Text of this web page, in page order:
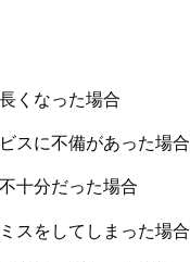
くなった場合
スに不備があった場合
十分だった場合
スをしてしまった場合